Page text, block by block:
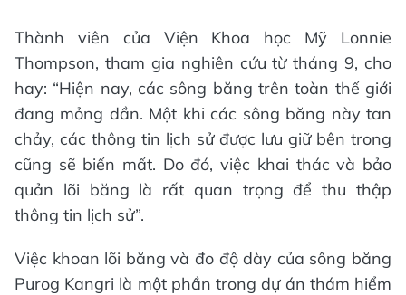
Thành viên của Viện Khoa học Mỹ Lonnie
Thompson, tham gia nghiên cứu từ tháng 9, cho
hay: “Hiện nay, các sông băng trên toàn thế giới
đang mỏng dần. Một khi các sông băng này tan
chảy, các thông tin lịch sử được lưu giữ bên trong
cũng sẽ biến mất. Do đó, việc khai thác và bảo
quản lõi băng là rất quan trọng để thu thập
thông tin lịch sử”.
Việc khoan lõi băng và đo độ dày của sông băng
Purog Kangri là một phần trong dự án thám hiểm